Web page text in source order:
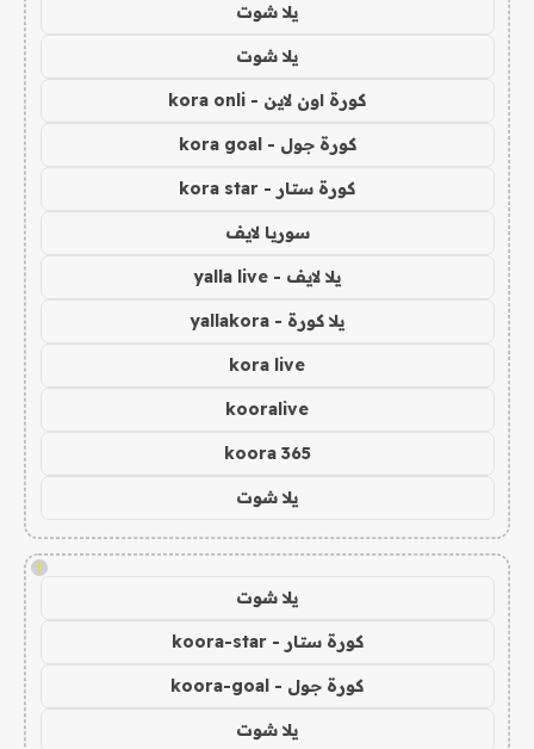
يلا شوت
يلا شوت
كورة اون لاين - kora onli
كورة جول - kora goal
كورة ستار - kora star
سوريا لايف
يلا لايف - yalla live
يلا كورة - yallakora
kora live
kooralive
koora 365
يلا شوت
!
يلا شوت
كورة ستار - koora-star
كورة جول - koora-goal
يلا شوت